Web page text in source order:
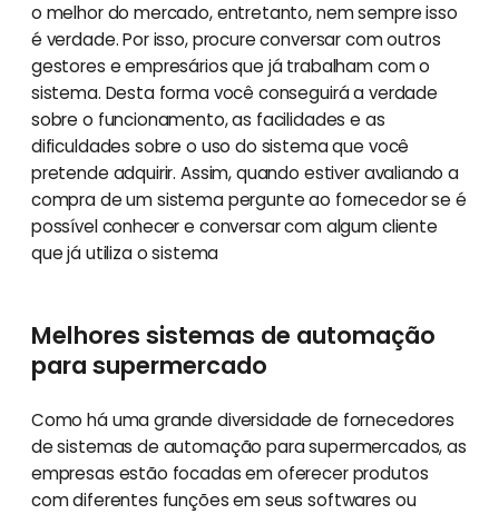
o melhor do mercado, entretanto, nem sempre isso
é verdade. Por isso, procure conversar com outros
gestores e empresários que já trabalham com o
sistema. Desta forma você conseguirá a verdade
sobre o funcionamento, as facilidades e as
dificuldades sobre o uso do sistema que você
pretende adquirir. Assim, quando estiver avaliando a
compra de um sistema pergunte ao fornecedor se é
possível conhecer e conversar com algum cliente
que já utiliza o sistema
Melhores sistemas de automação
para supermercado
Como há uma grande diversidade de fornecedores
de sistemas de automação para supermercados, as
empresas estão focadas em oferecer produtos
com diferentes funções em seus softwares ou